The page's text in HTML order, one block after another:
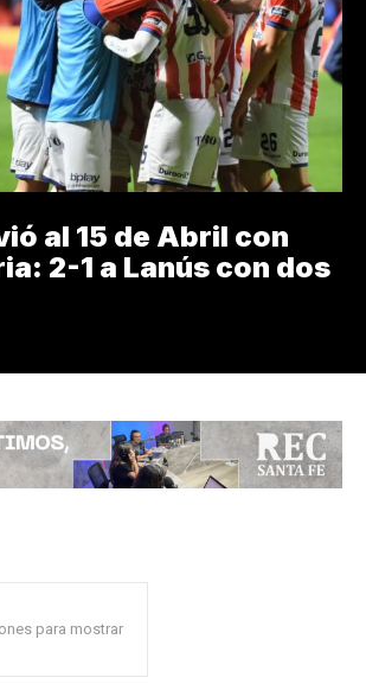
al 15 de Abril con
2-1 a Lanús con dos
para mostrar